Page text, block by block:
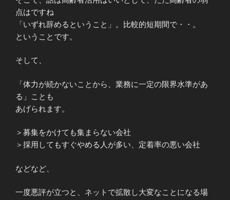
点はですね
「いずれ辞めるということ」。比較的短期間で・・。
ということです。
そして、
「体力が続かないことから、業務に一定の限界水準があ
る」ことも
あげられます。
＞募集をかけても集まらない会社
＞採用してもすぐやめる人が多い、定着率の悪い会社
などなど、
一度悪評が立つと、ネットで拡散し大変なことになる場